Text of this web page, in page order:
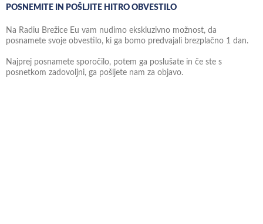
POSNEMITE IN POŠLJITE HITRO OBVESTILO
Na Radiu Brežice Eu vam nudimo ekskluzivno možnost, da
posnamete svoje obvestilo, ki ga bomo predvajali brezplačno 1 dan.
Najprej posnamete sporočilo, potem ga poslušate in če ste s
posnetkom zadovoljni, ga pošljete nam za objavo.